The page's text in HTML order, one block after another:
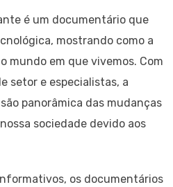
é um documentário que
mostrando como a
mundo em que vivemos. Com
setor e especialistas, a
panorâmica das mudanças
sociedade devido aos
os documentários